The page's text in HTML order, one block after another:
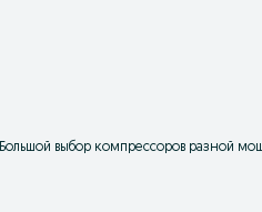
выбор компрессоров разной